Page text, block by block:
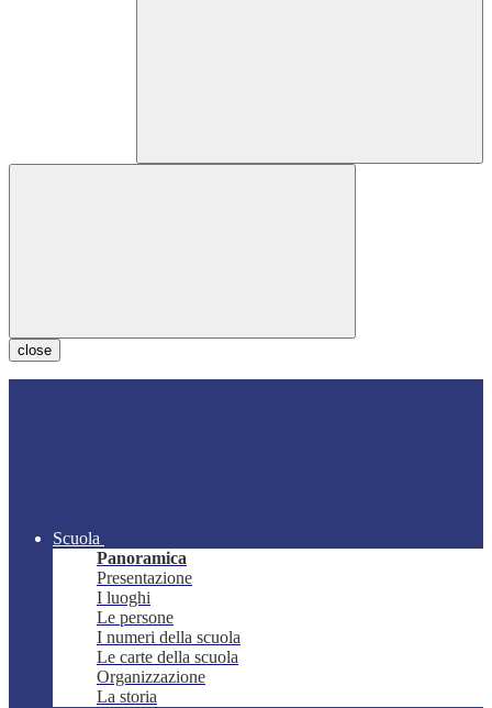
close
Scuola
Panoramica
Presentazione
I luoghi
Le persone
I numeri della scuola
Le carte della scuola
Organizzazione
La storia